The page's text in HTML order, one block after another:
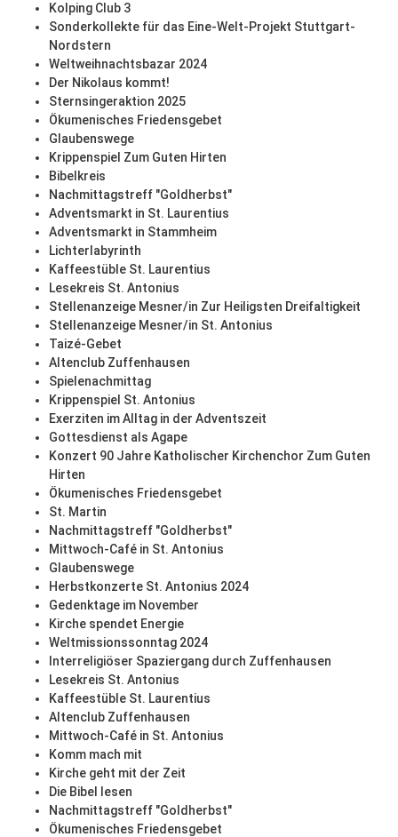
Kolping Club 3
Sonderkollekte für das Eine-Welt-Projekt Stuttgart-
Nordstern
Weltweihnachtsbazar 2024
Der Nikolaus kommt!
Sternsingeraktion 2025
Ökumenisches Friedensgebet
Glaubenswege
Krippenspiel Zum Guten Hirten
Bibelkreis
Nachmittagstreff "Goldherbst"
Adventsmarkt in St. Laurentius
Adventsmarkt in Stammheim
Lichterlabyrinth
Kaffeestüble St. Laurentius
Lesekreis St. Antonius
Stellenanzeige Mesner/in Zur Heiligsten Dreifaltigkeit
Stellenanzeige Mesner/in St. Antonius
Taizé-Gebet
Altenclub Zuffenhausen
Spielenachmittag
Krippenspiel St. Antonius
Exerziten im Alltag in der Adventszeit
Gottesdienst als Agape
Konzert 90 Jahre Katholischer Kirchenchor Zum Guten
Hirten
Ökumenisches Friedensgebet
St. Martin
Nachmittagstreff "Goldherbst"
Mittwoch-Café in St. Antonius
Glaubenswege
Herbstkonzerte St. Antonius 2024
Gedenktage im November
Kirche spendet Energie
Weltmissionssonntag 2024
Interreligiöser Spaziergang durch Zuffenhausen
Lesekreis St. Antonius
Kaffeestüble St. Laurentius
Altenclub Zuffenhausen
Mittwoch-Café in St. Antonius
Komm mach mit
Kirche geht mit der Zeit
Die Bibel lesen
Nachmittagstreff "Goldherbst"
Ökumenisches Friedensgebet